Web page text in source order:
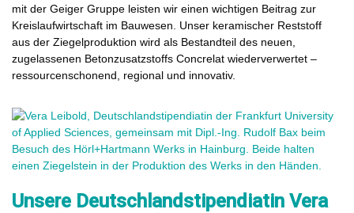
mit der Geiger Gruppe leisten wir einen wichtigen Beitrag zur
Kreislaufwirtschaft im Bauwesen. Unser keramischer Reststoff
aus der Ziegelproduktion wird als Bestandteil des neuen,
zugelassenen Betonzusatzstoffs Concrelat wiederverwertet –
ressourcenschonend, regional und innovativ.
Unsere Deutschlandstipendiatin Vera